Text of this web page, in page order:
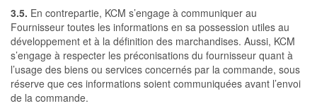
3.5. En contrepartie, KCM s’engage à communiquer au
Fournisseur toutes les informations en sa possession utiles au
développement et à la définition des marchandises. Aussi, KCM
s’engage à respecter les préconisations du fournisseur quant à
l’usage des biens ou services concernés par la commande, sous
réserve que ces informations soient communiquées avant l’envoi
de la commande.